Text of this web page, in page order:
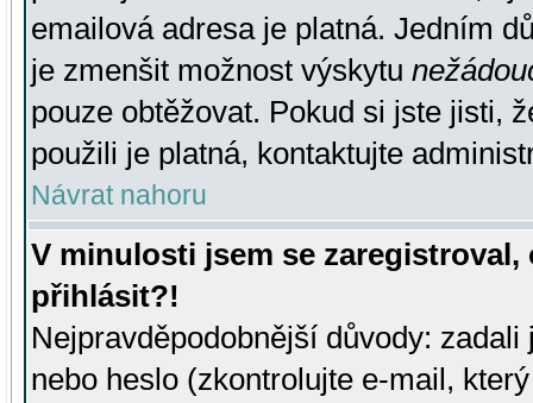
emailová adresa je platná. Jedním
je zmenšit možnost výskytu
pouze obtěžovat. Pokud si jste jisti,
použili je platná, kontaktujte
Návrat nahoru
V minulosti jsem se
přihlásit?!
Nejpravděpodobnější důvody:
nebo heslo (zkontrolujte e-mail,